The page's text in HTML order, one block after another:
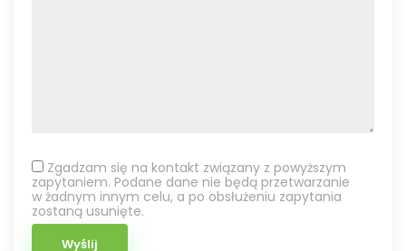
Zgadzam się na kontakt związany z powyższym
zapytaniem. Podane dane nie będą przetwarzanie
w żadnym innym celu, a po obsłużeniu zapytania
zostaną usunięte.